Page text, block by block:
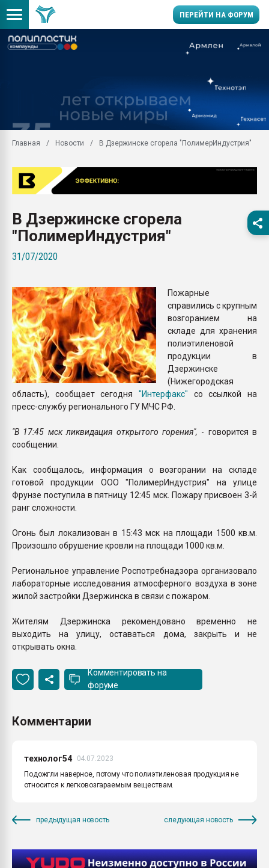
ПЕРЕЙТИ НА ФОРУМ
29.07.2026 ФРП помог
заводу пластмасс"
Помощь в подборе
Вакуум-формовочные
первый план в
бутылок
ПЕРЕЙТИ НА
Главная Новости В Дзержинске сгорела "ПолимерИндустрия"
В Дзержинске сгорела
"ПолимерИндустрия"
31/07/2020
Пожарные
справились с крупным
возгоранием на
складе для хранения
полиэтиленовой
продукции в
Дзержинске
(Нижегородская
область), сообщает сегодня "Интерфакс" со ссылкой на
пресс-службу регионального ГУ МЧС РФ.
"В 17:45 мск ликвидация открытого горения", - говорится в
сообщении.
Как сообщалось, информация о возгорании на складе
готовой продукции ООО "ПолимерИндустрия" на улице
Фрунзе поступила в пятницу 12:45 мск. Пожару присвоен 3-й
ранг сложности.
Огонь был локализован в 15:43 мск на площади 1500 кв.м.
Произошло обрушение кровли на площади 1000 кв.м.
Региональное управление Роспотребнадзора организовало
лабораторные исследования атмосферного воздуха в зоне
жилой застройки Дзержинска в связи с пожаром.
Жителям Дзержинска рекомендовано временно не
выходить на улицу, оставаться дома, закрыть и не
открывать окна.
Комментировать на
форуме
Комментарии
технолог54
04.07.2023
Подожгли наверное, потому что полиэтиленовая продукция не
относится к легковозгараемым веществам.
предыдущая новость следующая новость